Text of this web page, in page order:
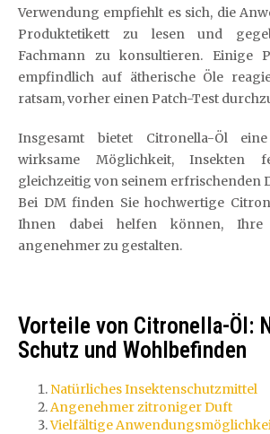
Verwendung empfiehlt es sich, die
Produktetikett zu lesen und
Fachmann zu konsultieren. Einige
empfindlich auf ätherische Öle
ratsam, vorher einen Patch-Test
Insgesamt bietet Citronella-Öl
wirksame Möglichkeit, Insekten
gleichzeitig von seinem erfrischenden
Bei DM finden Sie hochwertige
Ihnen dabei helfen können,
angenehmer zu gestalten.
Vorteile von Citronella-Öl:
Schutz und Wohlbefinden
Natürliches Insektenschutzmittel
Angenehmer zitroniger Duft
Vielfältige